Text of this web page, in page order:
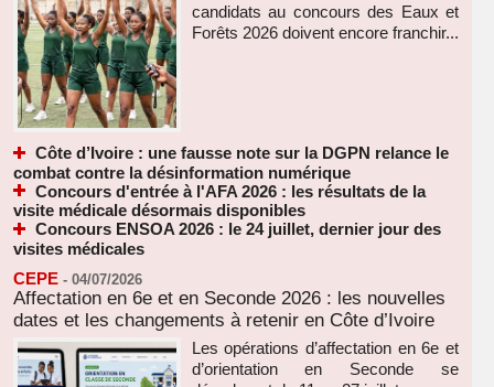
candidats au concours des Eaux et
Forêts 2026 doivent encore franchir...
Côte d’Ivoire : une fausse note sur la DGPN relance le
combat contre la désinformation numérique
Concours d'entrée à l'AFA 2026 : les résultats de la
visite médicale désormais disponibles
Concours ENSOA 2026 : le 24 juillet, dernier jour des
visites médicales
CEPE - 04/07/2026
Affectation en 6e et en Seconde 2026 : les nouvelles
dates et les changements à retenir en Côte d’Ivoire
Les opérations d’affectation en 6e et
d’orientation en Seconde se